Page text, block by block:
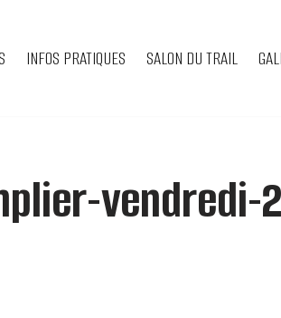
INFOS PRATIQUES SALON DU TRAIL
vendredi-